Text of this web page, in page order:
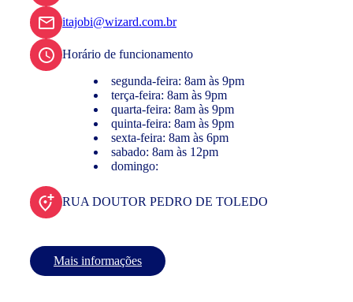
itajobi@wizard.com.br
Horário de funcionamento
segunda-feira: 8am às 9pm
terça-feira: 8am às 9pm
quarta-feira: 8am às 9pm
quinta-feira: 8am às 9pm
sexta-feira: 8am às 6pm
sabado: 8am às 12pm
domingo:
RUA DOUTOR PEDRO DE TOLEDO
Mais informações